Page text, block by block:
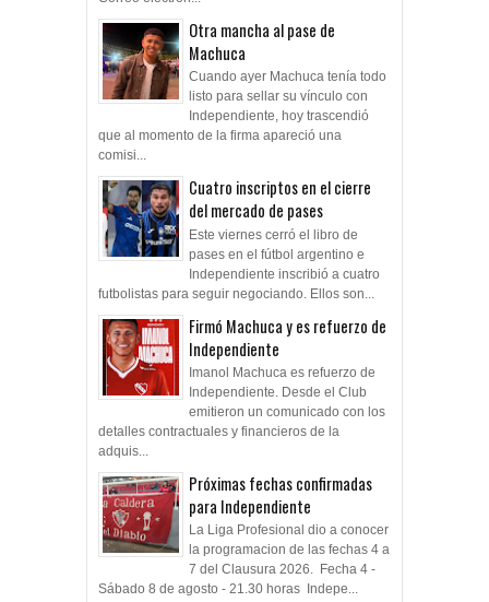
Otra mancha al pase de
Machuca
Cuando ayer Machuca tenía todo
listo para sellar su vínculo con
Independiente, hoy trascendió
que al momento de la firma apareció una
comisi...
Cuatro inscriptos en el cierre
del mercado de pases
Este viernes cerró el libro de
pases en el fútbol argentino e
Independiente inscribió a cuatro
futbolistas para seguir negociando. Ellos son...
Firmó Machuca y es refuerzo de
Independiente
Imanol Machuca es refuerzo de
Independiente. Desde el Club
emitieron un comunicado con los
detalles contractuales y financieros de la
adquis...
Próximas fechas confirmadas
para Independiente
La Liga Profesional dio a conocer
la programacion de las fechas 4 a
7 del Clausura 2026. Fecha 4 -
Sábado 8 de agosto - 21.30 horas Indepe...